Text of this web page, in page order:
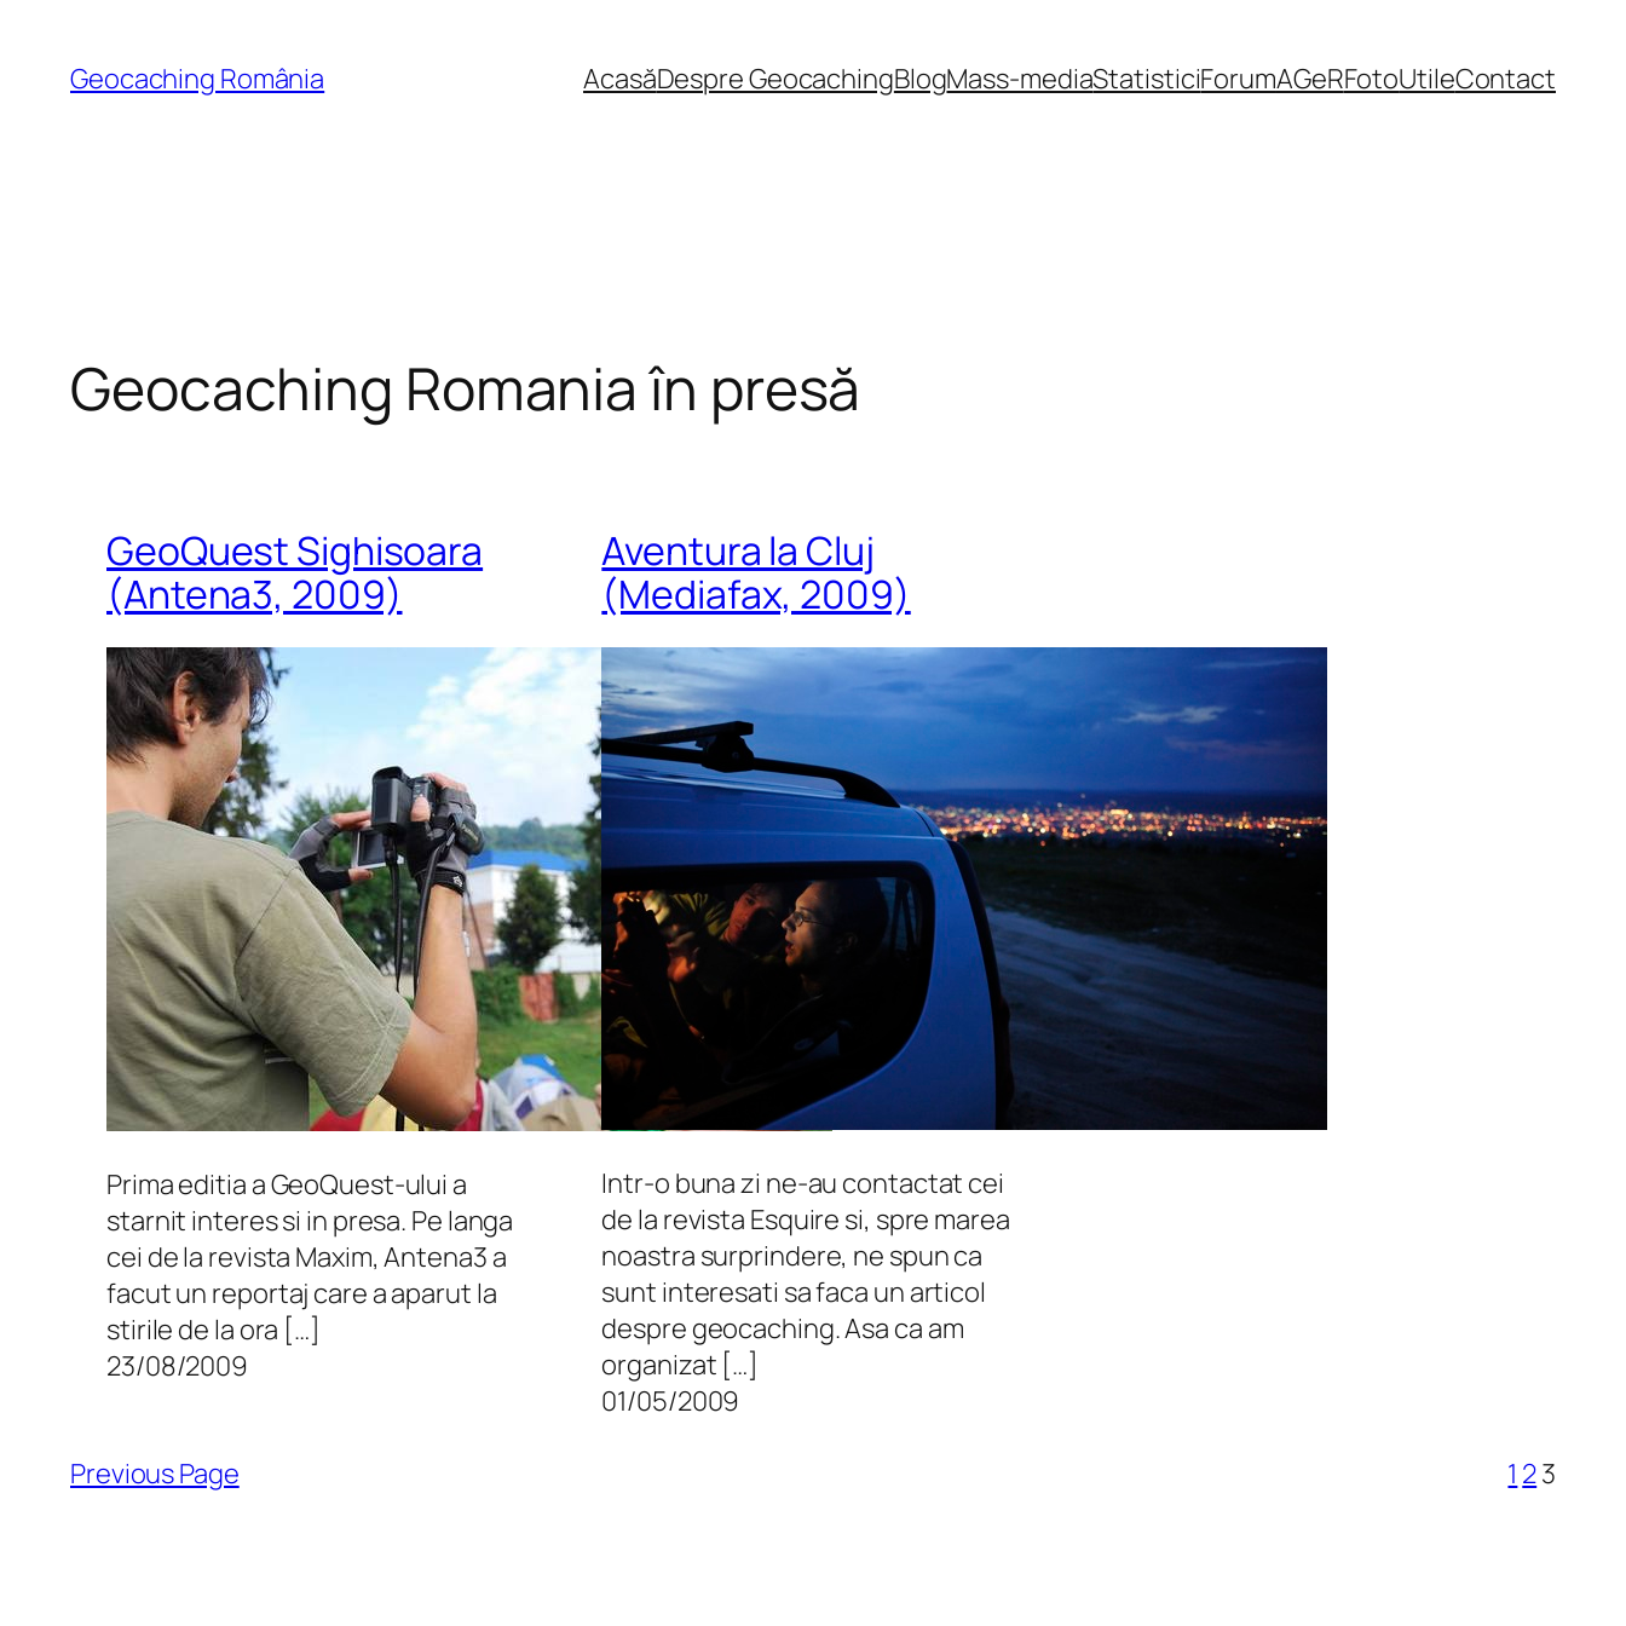
content
Geocaching România AcasăDespre GeocachingBlogMass-mediaStatisticiForumAGeRFotoUtileContact
Geocaching Romania în presă
GeoQuest Sighisoara
(Antena3, 2009)
Prima editia a GeoQuest-ului a
starnit interes si in presa. Pe langa
cei de la revista Maxim, Antena3 a
facut un reportaj care a aparut la
stirile de la ora […]
23/08/2009
Aventura la Cluj
(Mediafax, 2009)
Intr-o buna zi ne-au contactat cei
de la revista Esquire si, spre marea
noastra surprindere, ne spun ca
sunt interesati sa faca un articol
despre geocaching. Asa ca am
organizat […]
01/05/2009
Previous Page
1 23